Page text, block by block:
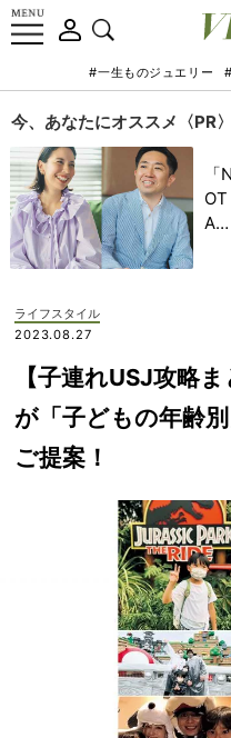
#一生ものジュエリー
今、あなたにオススメ〈PR〉
「N
OT
A
記
に
生
家
旅
を
ライフスタイル
2023.08.27
【子連れUSJ攻略
が「子どもの年齢
ご提案！